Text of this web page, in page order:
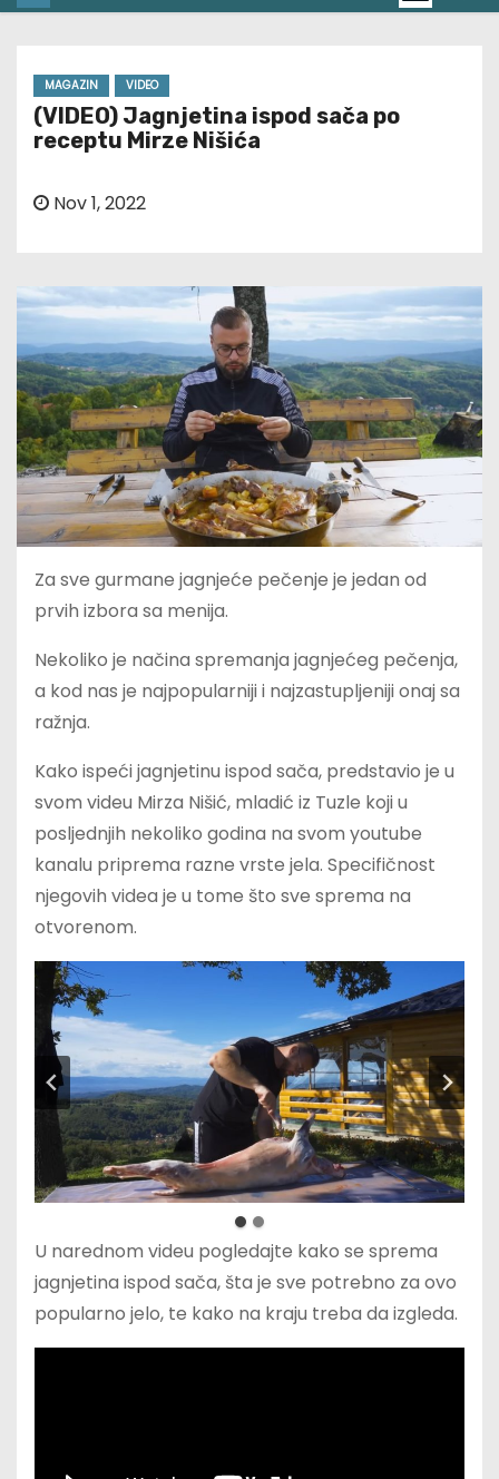
MAGAZIN VIDEO
(VIDEO) Jagnjetina ispod sača po
receptu Mirze Nišića
Nov 1, 2022
Za sve gurmane jagnjeće pečenje je jedan od
prvih izbora sa menija.
Nekoliko je načina spremanja jagnjećeg pečenja,
a kod nas je najpopularniji i najzastupljeniji onaj sa
ražnja.
Kako ispeći jagnjetinu ispod sača, predstavio je u
svom videu Mirza Nišić, mladić iz Tuzle koji u
posljednjih nekoliko godina na svom youtube
kanalu priprema razne vrste jela. Specifičnost
njegovih videa je u tome što sve sprema na
otvorenom.
U narednom videu pogledajte kako se sprema
jagnjetina ispod sača, šta je sve potrebno za ovo
popularno jelo, te kako na kraju treba da izgleda.